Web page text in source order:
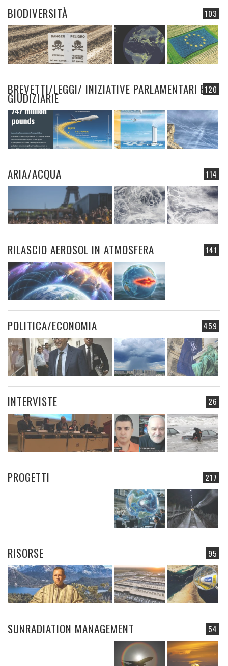
103
BIODIVERSITÀ
120
BREVETTI/LEGGI/ INIZIATIVE PARLAMENTARI E
GIUDIZIARIE
114
ARIA/ACQUA
141
RILASCIO AEROSOL IN ATMOSFERA
459
POLITICA/ECONOMIA
26
INTERVISTE
217
PROGETTI
95
RISORSE
54
SUNRADIATION MANAGEMENT